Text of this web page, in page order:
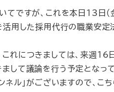
ですが、これを本日13日（
活用した採用代行の職業安
れにつきましては、来週16日
して議論を行う予定となって
ル」がございますので、こ